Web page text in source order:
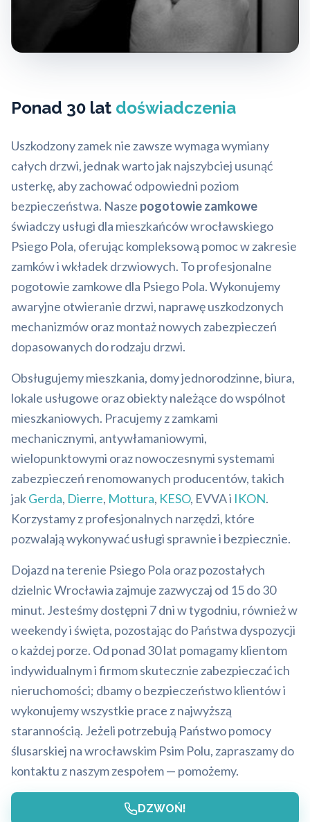
Ponad 30 lat doświadczenia
Uszkodzony zamek nie zawsze wymaga wymiany
całych drzwi, jednak warto jak najszybciej usunąć
usterkę, aby zachować odpowiedni poziom
bezpieczeństwa. Nasze pogotowie zamkowe
świadczy usługi dla mieszkańców wrocławskiego
Psiego Pola, oferując kompleksową pomoc w zakresie
zamków i wkładek drzwiowych. To profesjonalne
pogotowie zamkowe dla Psiego Pola. Wykonujemy
awaryjne otwieranie drzwi, naprawę uszkodzonych
mechanizmów oraz montaż nowych zabezpieczeń
dopasowanych do rodzaju drzwi.
Obsługujemy mieszkania, domy jednorodzinne, biura,
lokale usługowe oraz obiekty należące do wspólnot
mieszkaniowych. Pracujemy z zamkami
mechanicznymi, antywłamaniowymi,
wielopunktowymi oraz nowoczesnymi systemami
zabezpieczeń renomowanych producentów, takich
jakGerda, Dierre, Mottura, KESO, EVVA i IKON.
Korzystamy z profesjonalnych narzędzi, które
pozwalają wykonywać usługi sprawnie i bezpiecznie.
Dojazd na terenie Psiego Pola oraz pozostałych
dzielnic Wrocławia zajmuje zazwyczaj od 15 do 30
minut. Jesteśmy dostępni 7 dni w tygodniu, również w
weekendy i święta, pozostając do Państwa dyspozycji
o każdej porze. Od ponad 30 lat pomagamy klientom
indywidualnym i firmom skutecznie zabezpieczać ich
nieruchomości; dbamy o bezpieczeństwo klientów i
wykonujemy wszystkie prace z najwyższą
starannością. Jeżeli potrzebują Państwo pomocy
ślusarskiej na wrocławskim Psim Polu, zapraszamy do
kontaktu z naszym zespołem — pomożemy.
DZWOŃ!